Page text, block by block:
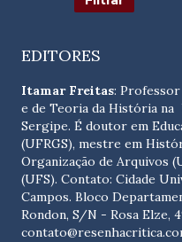
EDITORES
Itamar Freitas: Professor
e de Teoria da História na
Sergipe. É doutor em
(UFRGS), mestre em
Organização de Arquivos
(UFS). Contato: Cidade
Campos. Bloco
Rondon, S/N - Rosa Elze,